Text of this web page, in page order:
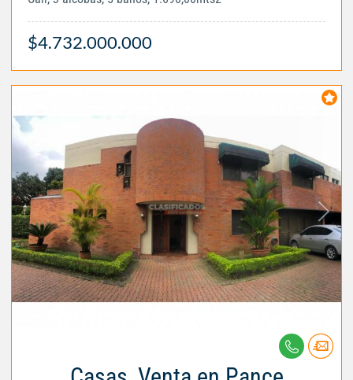
$4.732.000.000